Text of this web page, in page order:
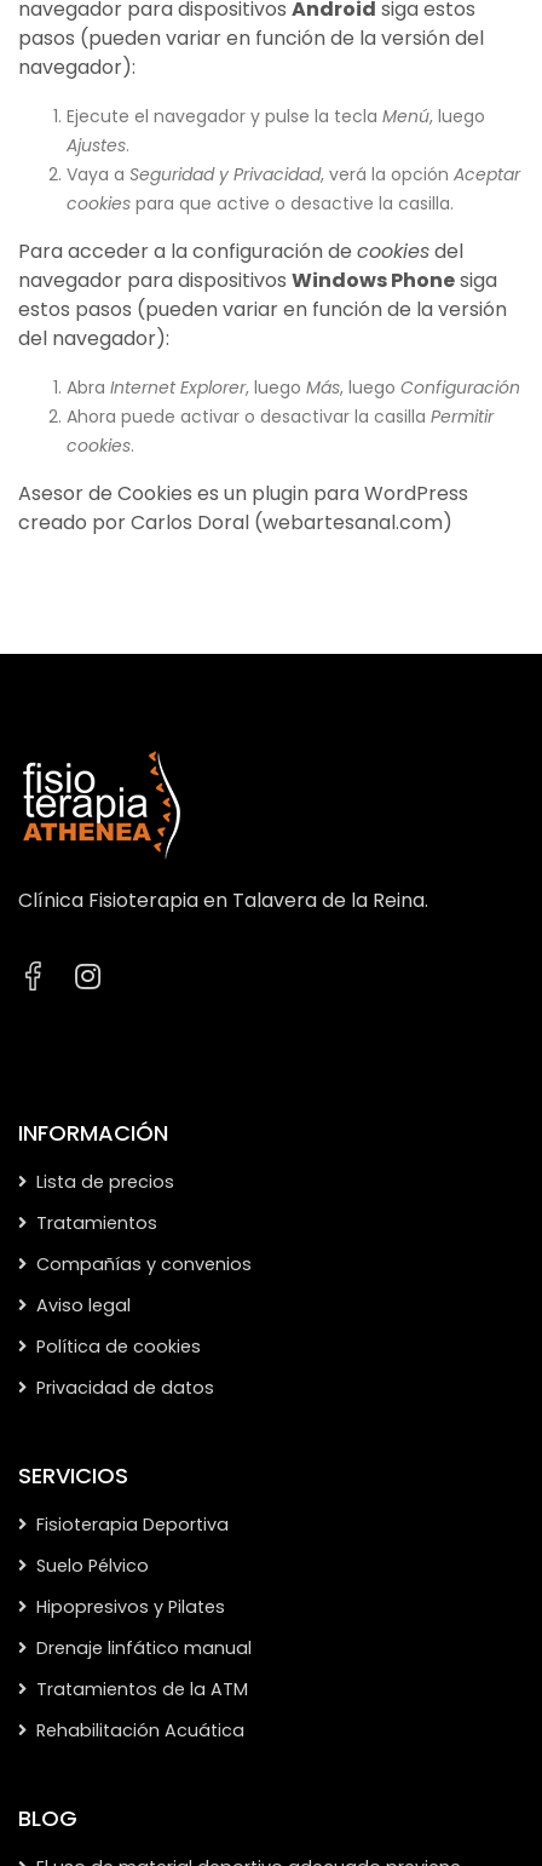
navegador para dispositivos Android siga estos
pasos (pueden variar en función de la versión del
navegador):
Ejecute el navegador y pulse la tecla Menú, luego
Ajustes.
Vaya a Seguridad y Privacidad, verá la opción Aceptar
cookies para que active o desactive la casilla.
Para acceder a la configuración de cookiesdel
navegador para dispositivos Windows Phonesiga
estos pasos (pueden variar en función de la versión
del navegador):
Abra Internet Explorer, luego Más, luego Configuración
Ahora puede activar o desactivar la casilla Permitir
cookies.
Asesor de Cookies es un plugin para WordPress
creado por Carlos Doral (webartesanal.com)
Clínica Fisioterapia en Talavera de la Reina.
INFORMACIÓN
Lista de precios
Tratamientos
Compañías y convenios
Aviso legal
Política de cookies
Privacidad de datos
SERVICIOS
Fisioterapia Deportiva
Suelo Pélvico
Hipopresivos y Pilates
Drenaje linfático manual
Tratamientos de la ATM
Rehabilitación Acuática
BLOG